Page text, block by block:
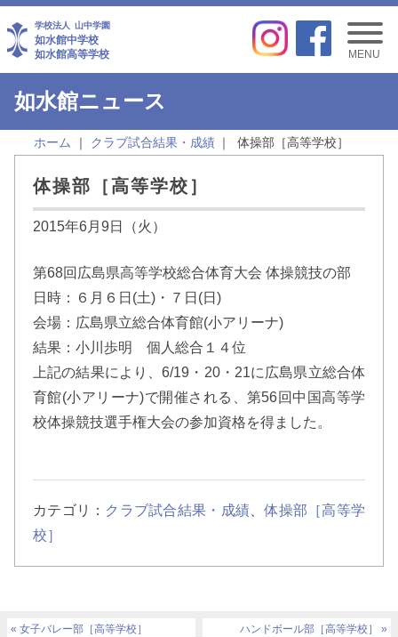
学校法人 山中学園
如水館中学校
如水館高等学校
MENU
如水館ニュース
ホーム クラブ試合結果・成績 体操部［高等学校］
体操部［高等学校］
2015年6月9日（火）
第68回広島県高等学校総合体育大会 体操競技の部
日時：６月６日(土)・７日(日)
会場：広島県立総合体育館(小アリーナ)
結果：小川歩明 個人総合１４位
上記の結果により、6/19・20・21に広島県立総合体
育館(小アリーナ)で開催される、第56回中国高等学
校体操競技選手権大会の参加資格を得ました。
カテゴリ： クラブ試合結果・成績 、体操部［高等学
校］
女子バレー部［高等学校］ ハンドボール部［高等学校］